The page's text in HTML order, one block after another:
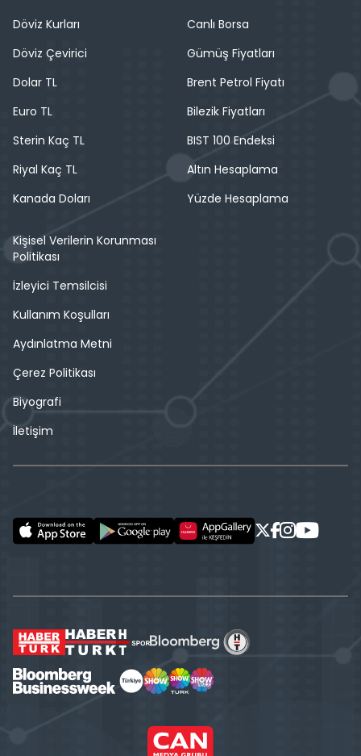
Döviz Kurları
Döviz Çevirici
Dolar TL
Euro TL
Sterin Kaç TL
Riyal Kaç TL
Kanada Doları
Canlı Borsa
Gümüş Fiyatları
Brent Petrol Fiyatı
Bilezik Fiyatları
BIST 100 Endeksi
Altın Hesaplama
Yüzde Hesaplama
Kişisel Verilerin Korunması
Politikası
İzleyici Temsilcisi
Kullanım Koşulları
Aydınlatma Metni
Çerez Politikası
Biyografi
İletişim